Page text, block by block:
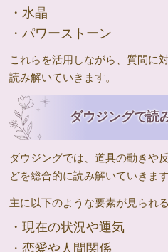
・水晶
・パワーストーン
これらを活用しながら、質問に
読み解いていきます。
ダウジングで読
ダウジングでは、道具の動きや
どを総合的に読み解いていきます
主に以下のような要素が見られ
・現在の状況や運気
・恋愛や人間関係